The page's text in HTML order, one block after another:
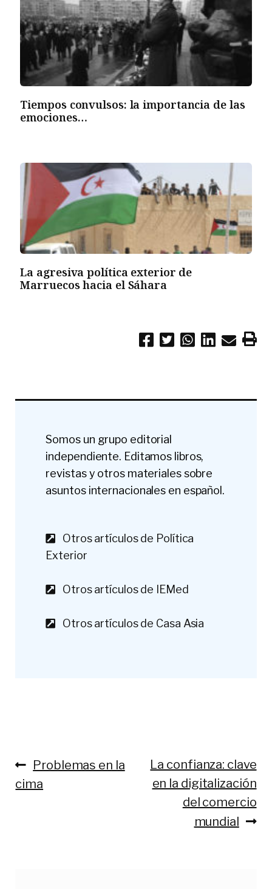
Tiempos convulsos: la importancia de las
emociones…
La agresiva política exterior de
Marruecos hacia el Sáhara
Somos un grupo editorial
independiente. Editamos libros,
revistas y otros materiales sobre
asuntos internacionales en español.
Otros artículos de Política
Exterior
Otros artículos de IEMed
Otros artículos de Casa Asia
Problemas en la
cima
La confianza: clave
en la digitalización
del comercio
mundial